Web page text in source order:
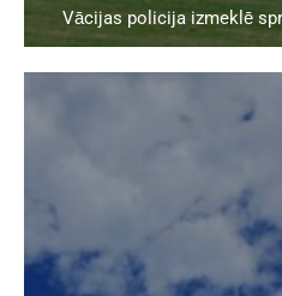
Vācijas policija izmeklē